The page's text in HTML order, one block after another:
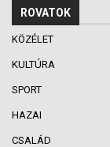
ROVATOK
KÖZÉLET
KULTÚRA
SPORT
HAZAI
CSALÁD